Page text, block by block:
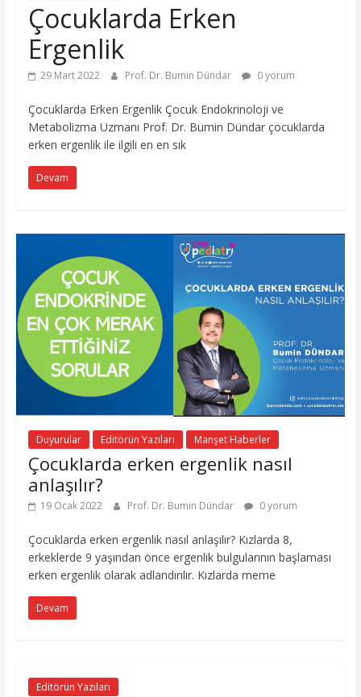
Çocuklarda Erken
Ergenlik
29 Mart 2022 Prof. Dr. Bumin Dündar 0 yorum
Çocuklarda Erken Ergenlik Çocuk Endokrinoloji ve
Metabolizma Uzmanı Prof. Dr. Bumin Dündar çocuklarda
erken ergenlik ile ilgili en en sık
Devam
Duyurular Editörün Yazıları Manşet Haberler
Çocuklarda erken ergenlik nasıl
anlaşılır?
19 Ocak 2022 Prof. Dr. Bumin Dündar 0 yorum
Çocuklarda erken ergenlik nasıl anlaşılır? Kızlarda 8,
erkeklerde 9 yaşından önce ergenlik bulgularının başlaması
erken ergenlik olarak adlandırılır. Kızlarda meme
Devam
Editörün Yazıları